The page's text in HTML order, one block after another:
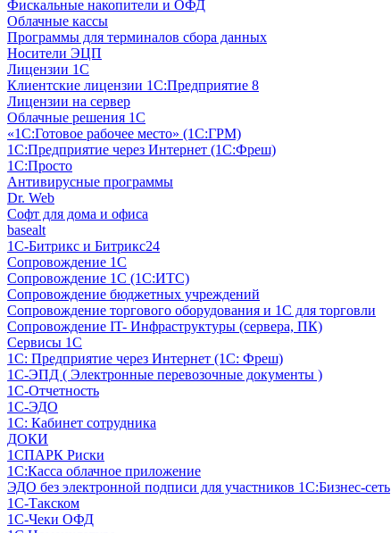
Фискальные накопители и ОФД
Облачные кассы
Программы для терминалов сбора данных
Носители ЭЦП
Лицензии 1С
Клиентские лицензии 1С:Предприятие 8
Лицензии на сервер
Облачные решения 1С
«1C:Готовое рабочее место» (1С:ГРМ)
1С:Предприятие через Интернет (1С:Фреш)
1С:Просто
Антивирусные программы
Dr. Web
Софт для дома и офиса
basealt
1С-Битрикс и Битрикс24
Сопровождение 1С
Сопровождение 1С (1С:ИТС)
Сопровождение бюджетных учреждений
Сопровождение торгового оборудования и 1С для торговли
Сопровождение IT- Инфраструктуры (сервера, ПК)
Сервисы 1С
1С: Предприятие через Интернет (1С: Фреш)
1С-ЭПД ( Электронные перевозочные документы )
1С-Отчетность
1С-ЭДО
1С: Кабинет сотрудника
ДОКИ
1СПАРК Риски
1С:Касса облачное приложение
ЭДО без электронной подписи для участников 1С:Бизнес-сеть
1С-Такском
1С-Чеки ОФД